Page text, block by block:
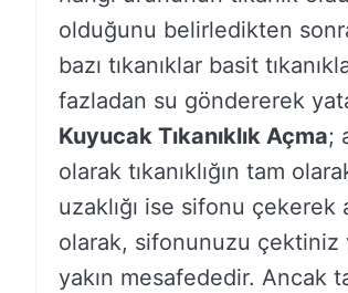
olduğunu belirledikten
bazı tıkanıklar basit
fazladan su göndererek
Kuyucak Tıkanıklık Açma;
olarak tıkanıklığın tam
uzaklığı ise sifonu
olarak, sifonunuzu çektiniz
yakın mesafededir. Ancak